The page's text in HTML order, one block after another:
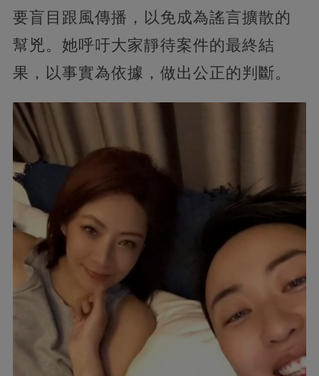
要盲目跟風傳播，以免成為謠言擴散的
幫兇。她呼吁大家靜待案件的最終結
果，以事實為依據，做出公正的判斷。